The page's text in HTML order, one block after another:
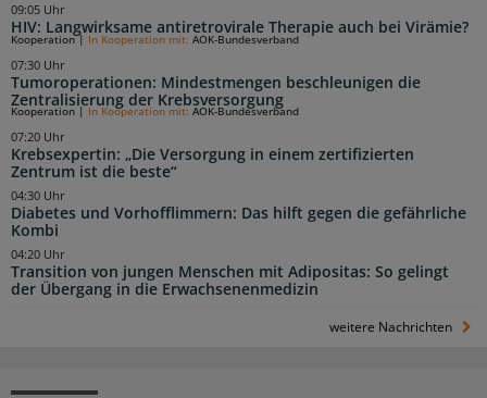
HIV: Langwirksame antiretrovirale Therapie auch bei Virämie?
09:05 Uhr
Tumoroperationen: Mindestmengen beschleunigen die
Zentralisierung der Krebsversorgung
Kooperation| In Kooperation mit: AOK-Bundesverband
07:30 Uhr
Krebsexpertin: „Die Versorgung in einem zertifizierten
Zentrum ist die beste“
Kooperation In Kooperation mit: AOK-Bundesverband
07:20 Uhr
Diabetes und Vorhofflimmern: Das hilft gegen die gefährliche
Kombi
04:30 Uhr
Transition von jungen Menschen mit Adipositas: So gelingt
der Übergang in die Erwachsenenmedizin
04:20 Uhr
weitere Nachrichten